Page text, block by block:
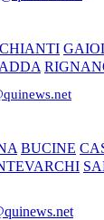
BUCINE